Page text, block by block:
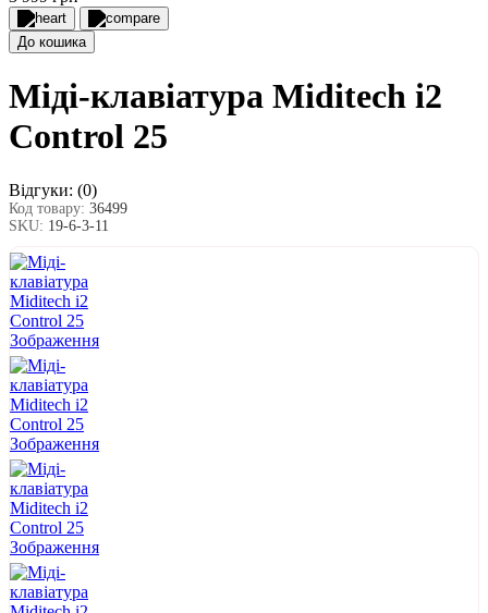
До кошика
Міді-клавіатура Miditech i2
Control 25
Відгуки: (0)
Код товару: 36499
SKU: 19-6-3-11